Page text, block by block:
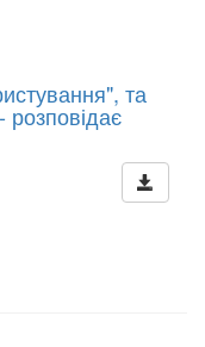
та
розповідає